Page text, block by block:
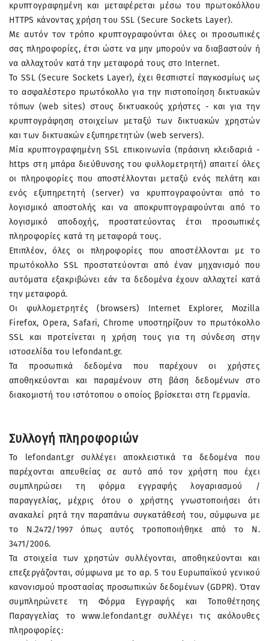
κρυπτογραφημένη και μεταφέρεται μέσω του πρωτοκόλλου
HTTPS κάνοντας χρήση του SSL (Secure Sockets Layer).
Με αυτόν τον τρόπο κρυπτογραφούνται όλες οι προσωπικές
σας πληροφορίες, έτσι ώστε να μην μπορούν να διαβαστούν ή
να αλλαχτούν κατά την μεταφορά τους στο Internet.
Το SSL (Secure Sockets Layer), έχει θεσπιστεί παγκοσμίως ως
το ασφαλέστερο πρωτόκολλο για την πιστοποίηση δικτυακών
τόπων (web sites) στους δικτυακούς χρήστες - και για την
κρυπτογράφηση στοιχείων μεταξύ των δικτυακών χρηστών
και των δικτυακών εξυπηρετητών (web servers).
Μία κρυπτογραφημένη SSL επικοινωνία (πράσινη κλειδαριά -
https στη μπάρα διεύθυνσης του φυλλομετρητή) απαιτεί όλες
οι πληροφορίες που αποστέλλονται μεταξύ ενός πελάτη και
ενός εξυπηρετητή (server) να κρυπτογραφούνται από το
λογισμικό αποστολής και να αποκρυπτογραφούνται από το
λογισμικό αποδοχής, προστατεύοντας έτσι προσωπικές
πληροφορίες κατά τη μεταφορά τους.
Επιπλέον, όλες οι πληροφορίες που αποστέλλονται με το
πρωτόκολλο SSL προστατεύονται από έναν μηχανισμό που
αυτόματα εξακριβώνει εάν τα δεδομένα έχουν αλλαχτεί κατά
την μεταφορά.
Οι φυλλομετρητές (browsers) Internet Explorer, Mozilla
Firefox, Opera, Safari, Chrome υποστηρίζουν το πρωτόκολλο
SSL και προτείνεται η χρήση τους για τη σύνδεση στην
ιστοσελίδα του lefondant.gr.
Τα προσωπικά δεδομένα που παρέχουν οι χρήστες
αποθηκεύονται και παραμένουν στη βάση δεδομένων στο
διακομιστή του ιστότοπου ο οποίος βρίσκεται στη Γερμανία.
Συλλογή πληροφοριών
Το lefondant.gr συλλέγει αποκλειστικά τα δεδομένα που
παρέχονται απευθείας σε αυτό από τον χρήστη που έχει
συμπληρώσει τη φόρμα εγγραφής λογαριασμού /
παραγγελίας, μέχρις ότου ο χρήστης γνωστοποιήσει ότι
ανακαλεί ρητά την παραπάνω συγκατάθεσή του, σύμφωνα με
το Ν.2472/1997 όπως αυτός τροποποιήθηκε από το Ν.
3471/2006.
Τα στοιχεία των χρηστών συλλέγονται, αποθηκεύονται και
επεξεργάζονται, σύμφωνα με το αρ. 5 του Ευρωπαϊκού γενικού
κανονισμού προστασίας προσωπικών δεδομένων (GDPR). Όταν
συμπληρώνετε τη Φόρμα Εγγραφής και Τοποθέτησης
Παραγγελίας το www.lefondant.gr συλλέγει τις ακόλουθες
πληροφορίες: